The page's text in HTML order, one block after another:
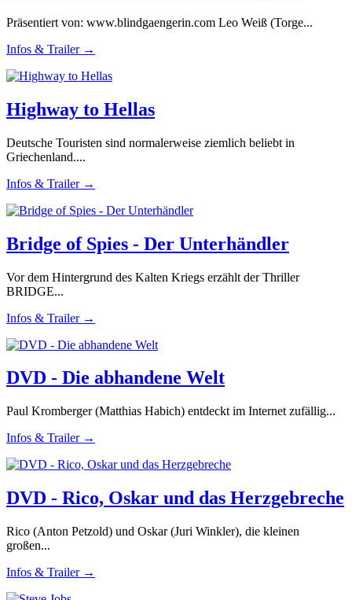
Präsentiert von: www.blindgaengerin.com Leo Weiß (Torge...
Infos & Trailer →
Highway to Hellas
Deutsche Touristen sind normalerweise ziemlich beliebt in
Griechenland....
Infos & Trailer →
Bridge of Spies - Der Unterhändler
Vor dem Hintergrund des Kalten Kriegs erzählt der Thriller
BRIDGE...
Infos & Trailer →
DVD - Die abhandene Welt
Paul Kromberger (Matthias Habich) entdeckt im Internet zufällig...
Infos & Trailer →
DVD - Rico, Oskar und das Herzgebreche
Rico (Anton Petzold) und Oskar (Juri Winkler), die kleinen
großen...
Infos & Trailer →